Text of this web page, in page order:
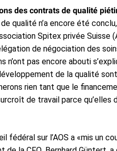
des contrats de qualité
qualité n’a encore été
Spitex privée Suisse
de négociation des
n’ont pas encore abouti
de la qualité
rien tant que le
de travail parce
fédéral sur l’AOS a «mis un